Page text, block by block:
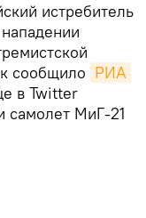
истребитель
сообщило РИА
в Twitter
самолет МиГ-21